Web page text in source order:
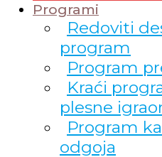
Programi
Redoviti
program
Program
Kraći
plesne
Program
odgoja